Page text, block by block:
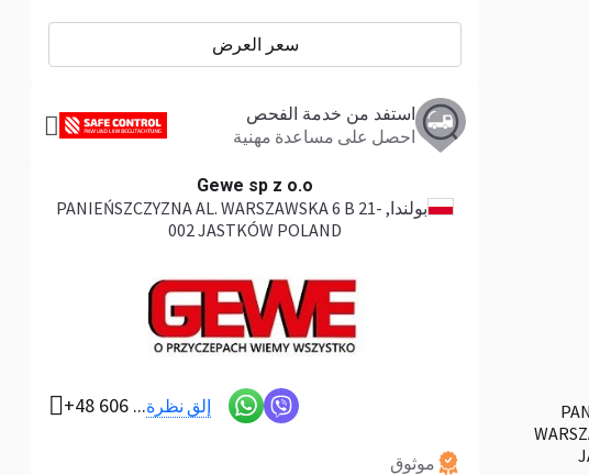
سعر العرض
استفد من خدمة الفحص
احصل على مساعدة مهنية
Gewe sp z o.o
بولندا , PANIEŃSZCZYZNA AL. WARSZAWSKA 6 B 21-
002 JASTKÓW POLAND
+48 606 ...إلق نظرة
موثوق